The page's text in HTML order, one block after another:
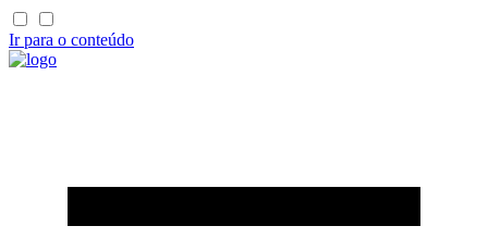
Ir para o conteúdo